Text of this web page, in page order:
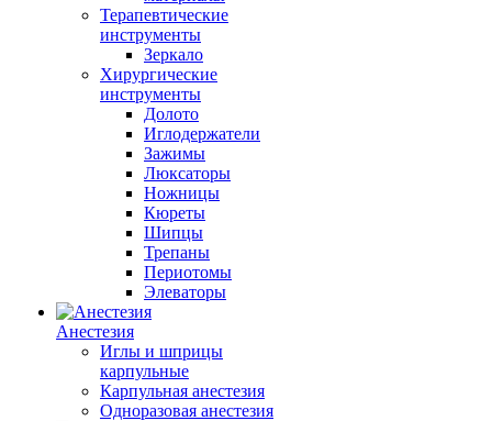
Терапевтические
инструменты
Зеркало
Хирургические
инструменты
Долото
Иглодержатели
Зажимы
Люксаторы
Ножницы
Кюреты
Шипцы
Трепаны
Периотомы
Элеваторы
Анестезия
Иглы и шприцы
карпульные
Карпульная анестезия
Одноразовая анестезия